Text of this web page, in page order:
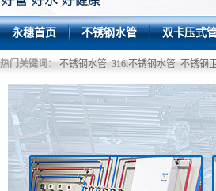
永穗首页 不锈钢水管 双卡压式
热门关键词： 不锈钢水管 316l不锈钢水管 不锈钢